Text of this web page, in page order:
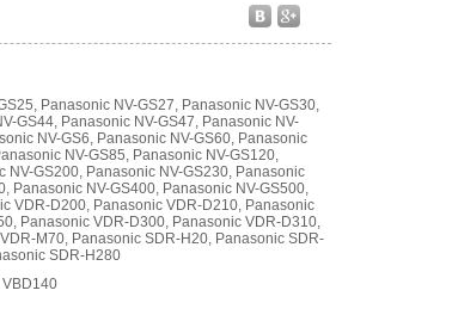
Panasonic NV-GS27, Panasonic NV-GS30,
GS44, Panasonic NV-GS47, Panasonic NV-
NV-GS6, Panasonic NV-GS60, Panasonic
NV-GS85, Panasonic NV-GS120,
NV-GS200, Panasonic NV-GS230, Panasonic
Panasonic NV-GS400, Panasonic NV-GS500,
VDR-D200, Panasonic VDR-D210, Panasonic
Panasonic VDR-D300, Panasonic VDR-D310,
M70, Panasonic SDR-H20, Panasonic SDR-
SDR-H280
VBD140